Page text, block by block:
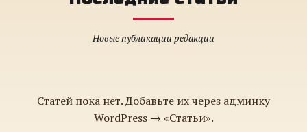
Новые публикации редакции
Статей пока нет. Добавьте их через админку
WordPress → «Статьи».